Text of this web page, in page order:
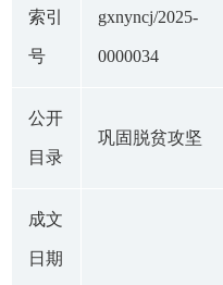
索引
号
gxnyncj/2025-
0000034
公开
目录
巩固脱贫攻坚
成文
日期